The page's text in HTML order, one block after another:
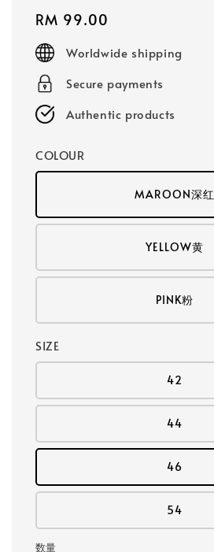
Regular
price
RM 99.00
Worldwide shipping
Secure payments
Authentic products
COLOUR
MAROON深红
YELLOW黄
PINK粉
SIZE
42
44
46
54
数量